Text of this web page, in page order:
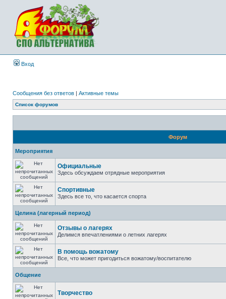
Вход
Сообщения без ответов | Активные темы
Список форумов
Форум
Мероприятия
Официальные
Здесь обсуждаем отрядные мероприятия
Спортивные
Здесь все то, что касается спорта
Целина (лагерный период)
Отзывы о лагерях
Делимся впечатлениями о летних лагерях
В помощь вожатому
Все, что может пригодиться вожатому/воспитателю
Общение
Творчество